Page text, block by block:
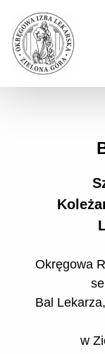
Okręgowa
Bal
w